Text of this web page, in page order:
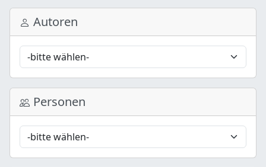
Autoren
Personen